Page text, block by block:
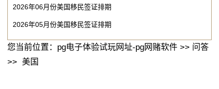
2026年06月份美国移民签证排期
2026年05月份美国移民签证排期
您当前位置： pg电子体验试玩网址-pg网赌软件 >> 问答
>> 美国